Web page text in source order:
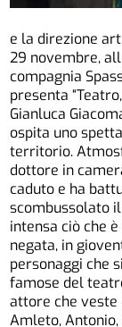
e la direzione
29 novembre,
compagnia
presenta
Gianluca
ospita uno
territorio.
dottore in
caduto e ha
scombussolato
intensa ciò che
negata, in
personaggi che
famose del
attore che veste
Amleto,